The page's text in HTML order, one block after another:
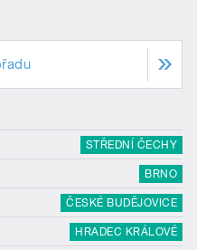
STŘEDNÍ ČECHY
BRNO
ČESKÉ BUDĚJOVICE
HRADEC KRÁLOVÉ